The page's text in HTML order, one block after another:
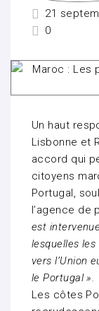
21
0
Un haut
Lisbonne et
accord qui
citoyens
Portugal,
l’agence de
est
lesquelles
vers l’Union
le Portugal ».
Les côtes